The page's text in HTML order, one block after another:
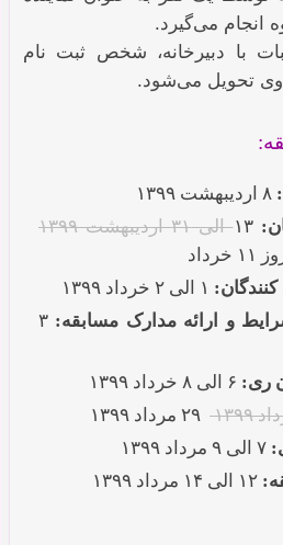
انجام می‌گیرد.
با دبیرخانه، شخص ثبت نام
وی تحویل می‌شود.
الی ۳۱ اردیبهشت ۱۳۹۹
و ارائه مدارک مسابقه: ۳
ری:
۲۹ مرداد ۱۳۹۹